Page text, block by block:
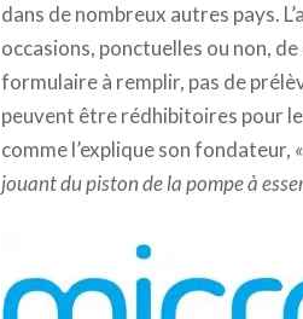
dans de nombreux autres pays.
occasions, ponctuelles ou non,
formulaire à remplir, pas de
peuvent être rédhibitoires pour
comme l’explique son fondateur,
jouant du piston de la pompe à